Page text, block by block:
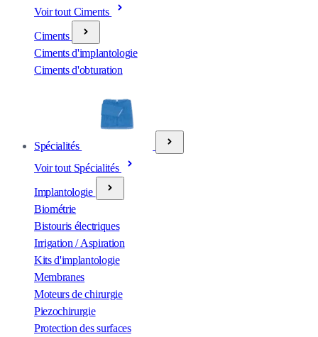
Voir tout Ciments
Ciments
Ciments d'implantologie
Ciments d'obturation
Spécialités
Voir tout Spécialités
Implantologie
Biométrie
Bistouris électriques
Irrigation / Aspiration
Kits d'implantologie
Membranes
Moteurs de chirurgie
Piezochirurgie
Protection des surfaces